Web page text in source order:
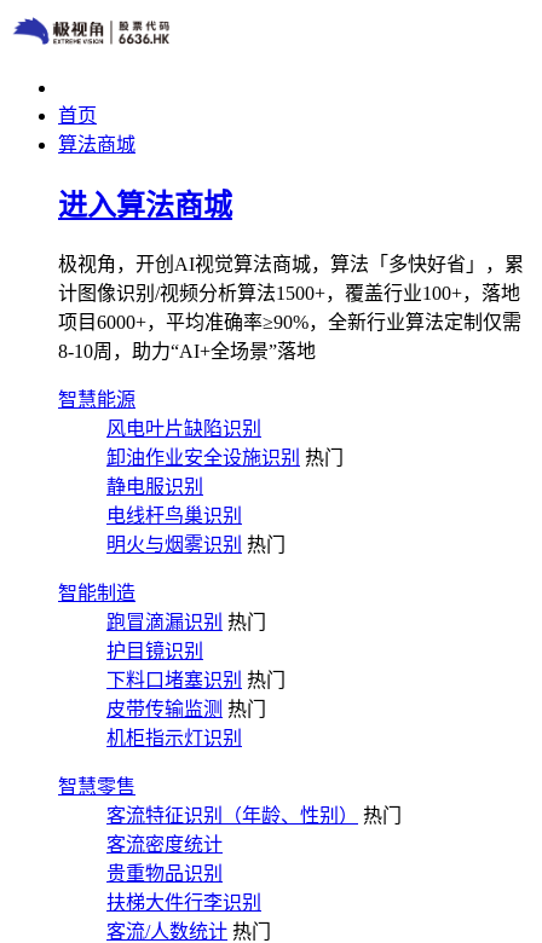
首页
算法商城
进入算法商城
极视角，开创AI视觉算法商城，算法「多快好省」，累
计图像识别/视频分析算法1500+，覆盖行业100+，落地
项目6000+，平均准确率≥90%，全新行业算法定制仅需
8-10周，助力“AI+全场景”落地
智慧能源
风电叶片缺陷识别
卸油作业安全设施识别 热门
静电服识别
电线杆鸟巢识别
明火与烟雾识别 热门
智能制造
跑冒滴漏识别 热门
护目镜识别
下料口堵塞识别 热门
皮带传输监测 热门
机柜指示灯识别
智慧零售
客流特征识别（年龄、性别）
热门
客流密度统计
贵重物品识别
扶梯大件行李识别
客流/人数统计 热门